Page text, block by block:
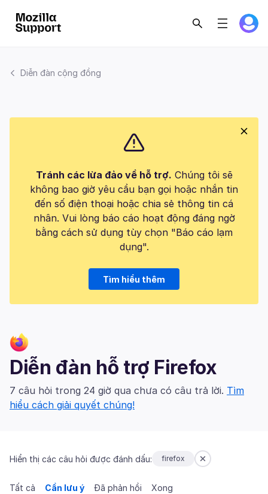
Diễn đàn cộng đồng
Tránh các lừa đảo về hỗ trợ. Chúng tôi sẽ
không bao giờ yêu cầu bạn gọi hoặc nhắn tin
đến số điện thoại hoặc chia sẻ thông tin cá
nhân. Vui lòng báo cáo hoạt động đáng ngờ
bằng cách sử dụng tùy chọn "Báo cáo lạm
dụng".
Tìm hiểu thêm
Diễn đàn hỗ trợ Firefox
7 câu hỏi trong 24 giờ qua chưa có câu trả lời. Tìm
hiểu cách giải quyết chúng!
Hiển thị các câu hỏi được đánh dấu: firefox
Tất cả Cần lưu ý Đã phản hồi Xong